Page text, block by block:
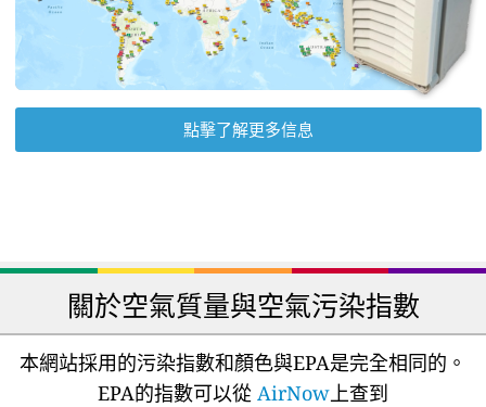
點擊了解更多信息
關於空氣質量與空氣污染指數
本網站採用的污染指數和顏色與EPA是完全相同的。
EPA的指數可以從 AirNow上查到